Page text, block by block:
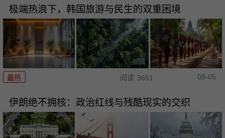
极端热浪下，韩国旅游与民生的双重困境
最热 阅读 3651 08-05
伊朗绝不拥核：政治红线与残酷现实的交织